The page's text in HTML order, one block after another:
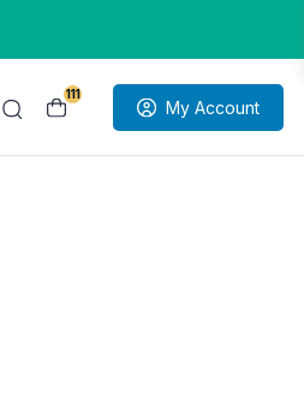
111
My Account